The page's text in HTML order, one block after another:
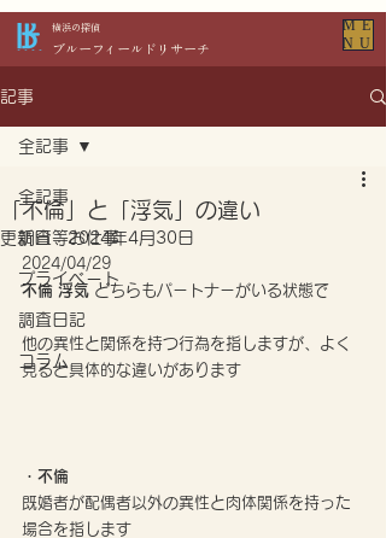
​横浜の探偵
​ブルーフィールドリサーチ
ME
NU
記事
全記事
調査等お仕事
プライベート
調査日記
コラム
全記事
「不倫」と「浮気」の違い
更新日：2024年4月30日
2024/04/29
不倫 浮気 どちらもパートナーがいる状態で
他の異性と関係を持つ行為を指しますが、よく
見ると具体的な違いがあります
・不倫
既婚者が配偶者以外の異性と肉体関係を持った
場合を指します